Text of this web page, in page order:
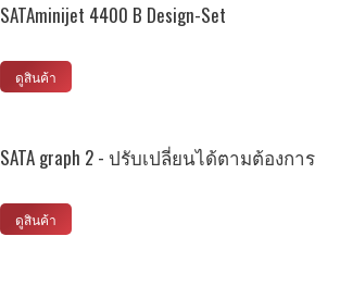
SATAminijet 4400 B Design-Set
ดูสินค้า
SATA graph 2 - ปรับเปลี่ยนได้ตามต้องการ
ดูสินค้า